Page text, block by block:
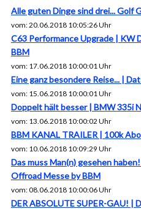
Alle guten Dinge sind drei... Golf
vom: 20.06.2018 10:05:26 Uhr
C63 Performance Upgrade | KW
BBM
vom: 17.06.2018 10:00:01 Uhr
Eine ganz besondere Reise... |
vom: 15.06.2018 10:00:01 Uhr
Doppelt hält besser | BMW 335i
vom: 13.06.2018 10:00:02 Uhr
BBM KANAL TRAILER | 100k
vom: 10.06.2018 10:09:29 Uhr
Das muss Man(n) gesehen
Offroad Messe by BBM
vom: 08.06.2018 10:00:06 Uhr
DER ABSOLUTE SUPER-GAU! |